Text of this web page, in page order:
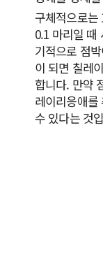
구체적으로는
0.1 마리일 때
기적으로 점
이 되면 칠레
합니다. 만약
레이리응애를
수 있다는 것